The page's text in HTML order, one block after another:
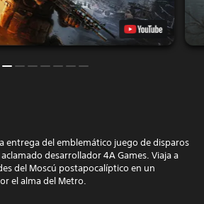
entrega del emblemático juego de disparos
desarrollador 4A Games. Viaja a
del Moscú postapocalíptico en un
el alma del Metro.